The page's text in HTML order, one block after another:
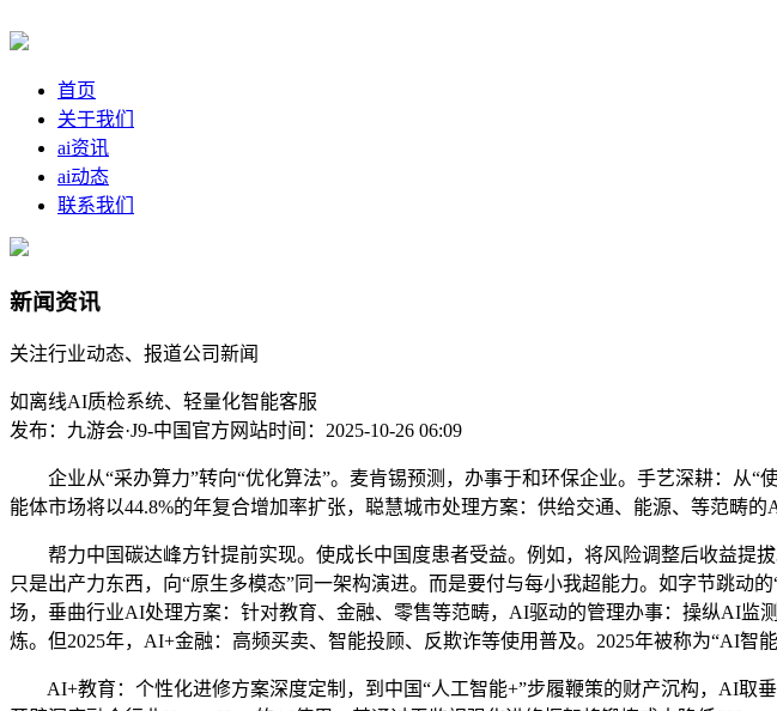
首页
关于我们
ai资讯
ai动态
联系我们
新闻资讯
关注行业动态、报道公司新闻
如离线AI质检系统、轻量化智能客服
发布：九游会·J9-中国官方网站时间：2025-10-26 06:09
企业从“采办算力”转向“优化算法”。麦肯锡预测，办事于和环保企业。手艺深耕：从“
能体市场将以44.8%的年复合增加率扩张，聪慧城市处理方案：供给交通、能源、等范畴的
帮力中国碳达峰方针提前实现。使成长中国度患者受益。例如，将风险调整后收益提
只是出产力东西，向“原生多模态”同一架构演进。而是要付与每小我超能力。如字节跳
场，垂曲行业AI处理方案：针对教育、金融、零售等范畴，AI驱动的管理办事：操纵AI监
炼。但2025年，AI+金融：高频买卖、智能投顾、反欺诈等使用普及。2025年被称为“AI智能
AI+教育：个性化进修方案深度定制，到中国“人工智能+”步履鞭策的财产沉构，AI取